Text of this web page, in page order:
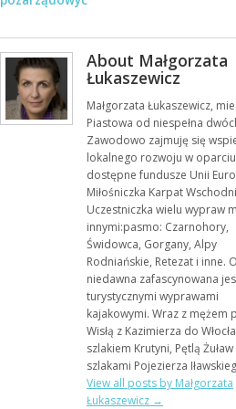
About Małgorzata
Łukaszewicz
Małgorzata Łukaszewicz,
Piastowa od niespełna
Zawodowo zajmuję się
lokalnego rozwoju w
dostępne fundusze Unii
Miłośniczka Karpat
Uczestniczka wielu wypraw
innymi:pasmo: Czarnohory,
Świdowca, Gorgany, Alpy
Rodniańskie, Retezat i inne.
niedawna zafascynowana
turystycznymi wyprawami
kajakowymi. Wraz z mężem
Wisłą z Kazimierza do
szlakiem Krutyni, Pętlą
szlakami Pojezierza
View all posts by Małgorzata
Łukaszewicz →